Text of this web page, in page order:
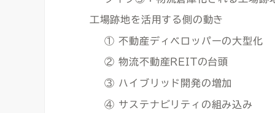
工場跡地を活用する側の動き
① 不動産ディベロッパーの大型化
② 物流不動産REITの台頭
③ ハイブリッド開発の増加
④ サステナビリティの組み込み